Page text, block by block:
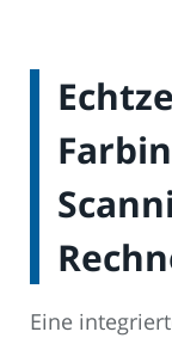
Eine